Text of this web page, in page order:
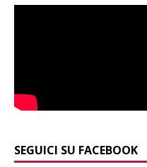
SEGUICI SU FACEBOOK